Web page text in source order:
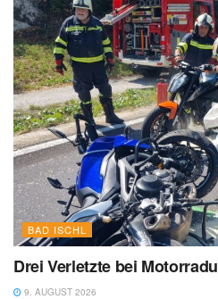
BAD ISCHL
Drei Verletzte bei
9. AUGUST 2026